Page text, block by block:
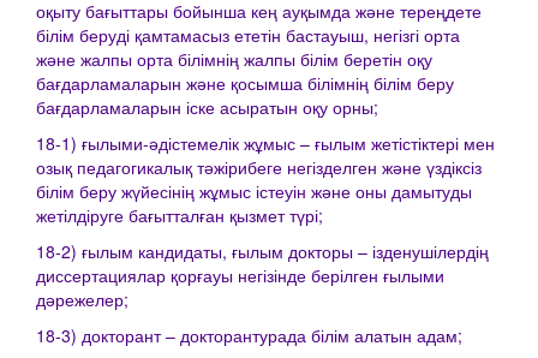
оқыту бағыттары бойынша кең ауқымда және тереңдете
білім беруді қамтамасыз ететін бастауыш, негізгі орта
және жалпы орта білімнің жалпы білім беретін оқу
бағдарламаларын және қосымша білімнің білім беру
бағдарламаларын іске асыратын оқу орны;
18-1) ғылыми-әдістемелік жұмыс – ғылым жетістіктері мен
озық педагогикалық тәжірибеге негізделген және үздіксіз
білім беру жүйесінің жұмыс істеуін және оны дамытуды
жетілдіруге бағытталған қызмет түрі;
18-2) ғылым кандидаты, ғылым докторы – ізденушілердің
диссертациялар қорғауы негізінде берілген ғылыми
дәрежелер;
18-3) докторант – докторантурада білім алатын адам;